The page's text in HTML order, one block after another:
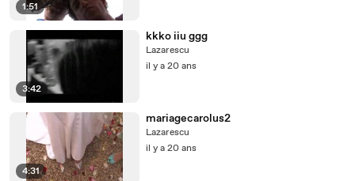
1:51
3:42
kkko iiu ggg
Lazarescu
il y a 20 ans
4:31
mariagecarolus2
Lazarescu
il y a 20 ans